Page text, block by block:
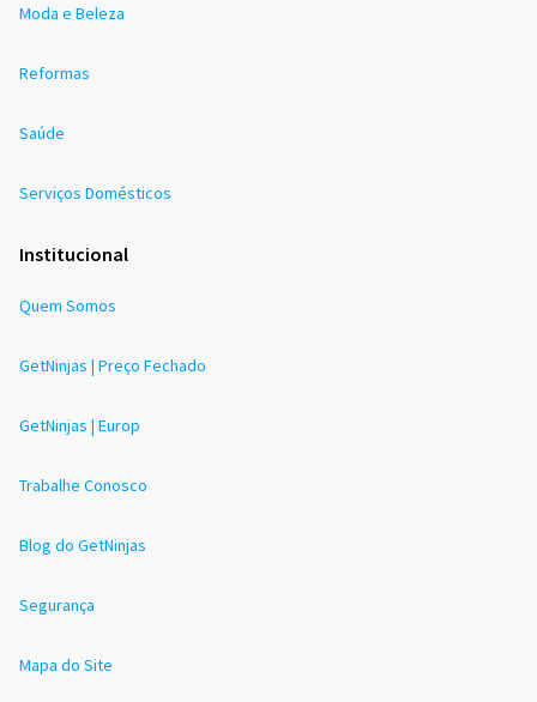
Moda e Beleza
Reformas
Saúde
Serviços Domésticos
Institucional
Quem Somos
GetNinjas | Preço Fechado
GetNinjas | Europ
Trabalhe Conosco
Blog do GetNinjas
Segurança
Mapa do Site